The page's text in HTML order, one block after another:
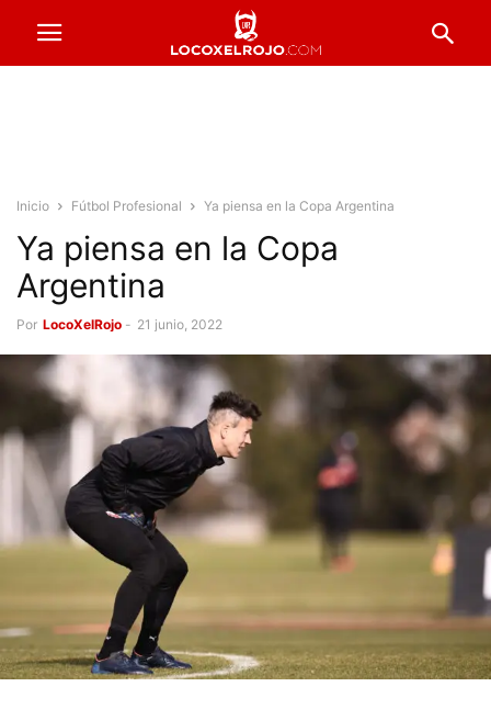
Inicio Fútbol Profesional Ya piensa en la Copa Argentina
Ya piensa en la Copa
Argentina
Por LocoXelRojo - 21 junio, 2022